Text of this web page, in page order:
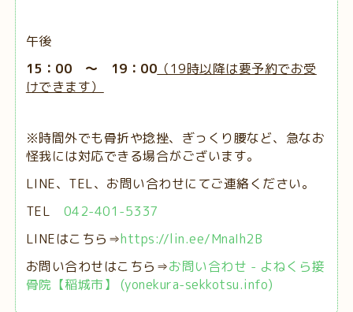
午後
15：00 ～ 19：00 （19時以降は要予約でお受
けできます）
※時間外でも骨折や捻挫、ぎっくり腰など、急なお
怪我には対応できる場合がございます。
LINE、TEL、お問い合わせにてご連絡ください。
TEL 042-401-5337
LINEはこちら⇒https://lin.ee/MnaIh2B
お問い合わせはこちら⇒お問い合わせ - よねくら接
骨院【稲城市】 (yonekura-sekkotsu.info)